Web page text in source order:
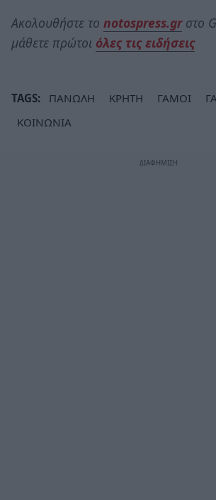
Ακολουθήστε το notospress.grστο
μάθετε πρώτοι όλες τις ειδήσεις
TAGS: ΠΑΝΩΛΗ ΚΡΗΤΗ ΓΑΜΟΙ
ΚΟΙΝΩΝΙΑ